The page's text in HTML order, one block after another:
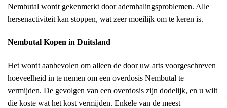
Nembutal wordt gekenmerkt door ademhalingsproblemen. Alle
hersenactiviteit kan stoppen, wat zeer moeilijk om te keren is.
Nembutal Kopen in Duitsland
Het wordt aanbevolen om alleen de door uw arts voorgeschreven
hoeveelheid in te nemen om een overdosis Nembutal te
vermijden. De gevolgen van een overdosis zijn dodelijk, en u wilt
die koste wat het kost vermijden. Enkele van de meest